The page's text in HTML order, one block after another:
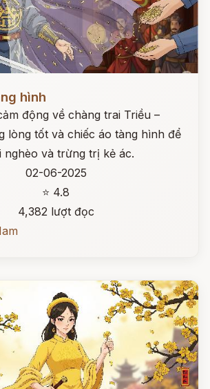
hình
động về chàng trai Triều –
lòng tốt và chiếc áo tàng hình để
nghèo và trừng trị kẻ ác.
02-06-2025
⭐ 4.8
4,382 lượt đọc